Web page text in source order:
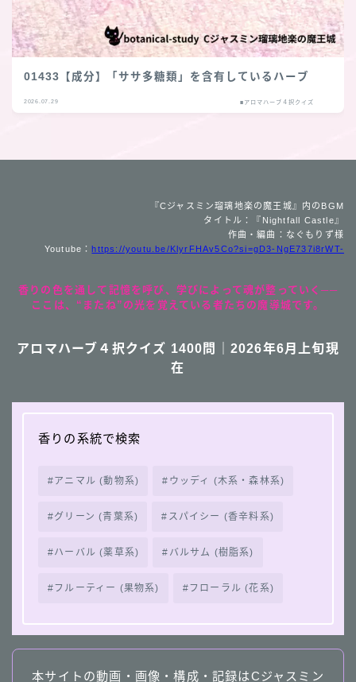
01433【成分】「ササ多糖類」を含有しているハーブ
2026.07.29 ■アロマハーブ４択クイズ
『Cジャスミン瑠璃地楽の魔王城』内のBGM
タイトル：『Nightfall Castle』
作曲・編曲：なぐもりず様
Youtube： https://youtu.be/KlyrFHAv5Co?si=gD3-NgE737i8rWT-
香りの色を通して記憶を呼び、学びによって魂が整っていく──
ここは、“またね”の光を覚えている者たちの魔導城です。
アロマハーブ４択クイズ 1400問｜2026年6月上旬現
在
香りの系統で検索
アニマル (動物系) ウッディ (木系・森林系)
グリーン (青葉系) スパイシー (香辛料系)
ハーバル (薬草系) バルサム (樹脂系)
フルーティー (果物系) フローラル (花系)
本サイトの動画・画像・構成・記録はCジャスミン